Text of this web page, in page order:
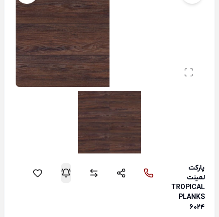
پارکت
لمینت
TROPICAL
PLANKS
6024